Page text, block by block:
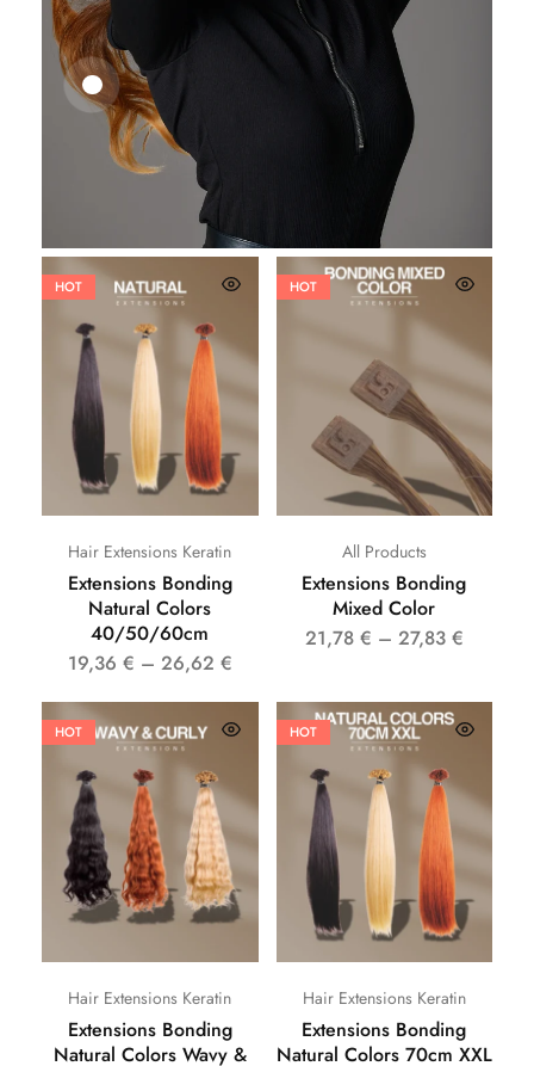
25,41 27,83
HOT
Hair Extensions Keratin
Extensions Bonding
Natural Colors
40/50/60cm
19,36 € – 26,62 €
HOT
All Products
Extensions Bonding
Mixed Color
21,78 € – 27,83 €
HOT
Hair Extensions Keratin
Extensions Bonding
Natural Colors Wavy &
HOT
Hair Extensions Keratin
Extensions Bonding
Natural Colors 70cm XXL